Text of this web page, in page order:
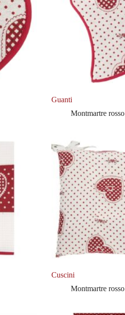
Guanti
Montmartre rosso
Cuscini
Montmartre rosso